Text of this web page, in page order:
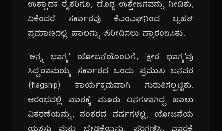
ಉತ್ಪಾದಕ ರೈತರಿಗೂ, ದೊಡ್ಡ ಉತ್ತೇಜನವನ್ನು ನೀಡಿತು,
ಏಕೆಂದರೆ ಸರ್ಕಾರವು ಕೆಎಂಎಫ್‌ನಿಂದ ಬೃಹತ್
ಪ್ರಮಾಣದಲ್ಲಿ ಹಾಲನ್ನು ಖರೀದಿಸಲು ಪ್ರಾರಂಭಿಸಿತು.
'ಅನ್ನ ಭಾಗ್ಯ' ಯೋಜನೆಯೊಂದಿಗೆ, 'ಕ್ಷೀರ ಭಾಗ್ಯ'ವು
ಸಿದ್ದರಾಮಯ್ಯ ಸರ್ಕಾರದ ಒಂದು ಪ್ರಮುಖ ಜನಪರ
(flagship) ಕಾರ್ಯಕ್ರಮವಾಗಿ ಗುರುತಿಸಲ್ಪಟ್ಟಿತು.
ಆರಂಭದಲ್ಲಿ ವಾರಕ್ಕೆ ಮೂರು ದಿನಗಳಾಗಿದ್ದ ಹಾಲು
ವಿತರಣೆಯನ್ನು, ನಂತರದ ವರ್ಷಗಳಲ್ಲಿ, ಯೋಜನೆಯ